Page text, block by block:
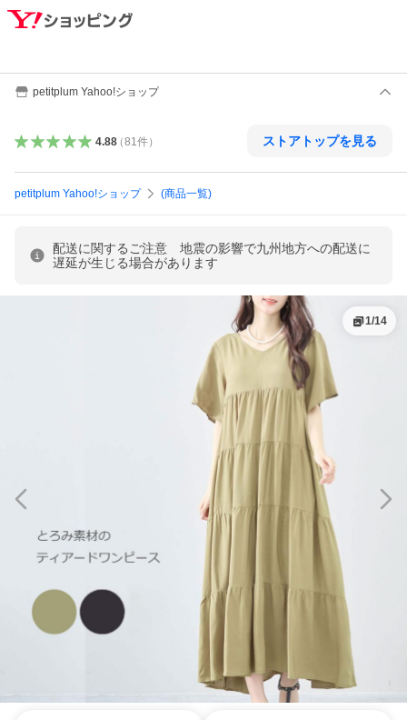
petitplum Yahoo!ショップ
4.88（81件） ストアトップを見る
petitplum Yahoo!ショップ (商品一覧)
配送に関するご注意 地震の影響で九州地方への配送に
遅延が生じる場合があります
1/14